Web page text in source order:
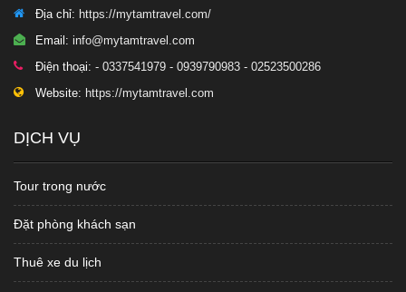
Địa chỉ: https://mytamtravel.com/
Email: info@mytamtravel.com
Điện thoại: - 0337541979 - 0939790983 - 02523500286
Website: https://mytamtravel.com
DỊCH VỤ
Tour trong nước
Đặt phòng khách sạn
Thuê xe du lịch